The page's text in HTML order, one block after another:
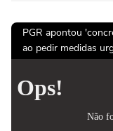
PGR apontou
ao pedir medidas